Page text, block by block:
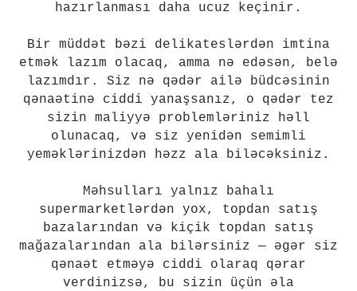
hazırlanması daha ucuz keçinir.
Bir müddət bəzi delikateslərdən imtina
etmək lazım olacaq, amma nə edəsən, belə
lazımdır. Siz nə qədər ailə büdcəsinin
qənaətinə ciddi yanaşsanız, o qədər tez
sizin maliyyə problemləriniz həll
olunacaq, və siz yenidən semimli
yeməklərinizdən həzz ala biləcəksiniz.
Məhsulları yalnız bahalı
supermarketlərdən yox, topdan satış
bazalarından və kiçik topdan satış
mağazalarından ala bilərsiniz — əgər siz
qənaət etməyə ciddi olaraq qərar
verdinizsə, bu sizin üçün əla